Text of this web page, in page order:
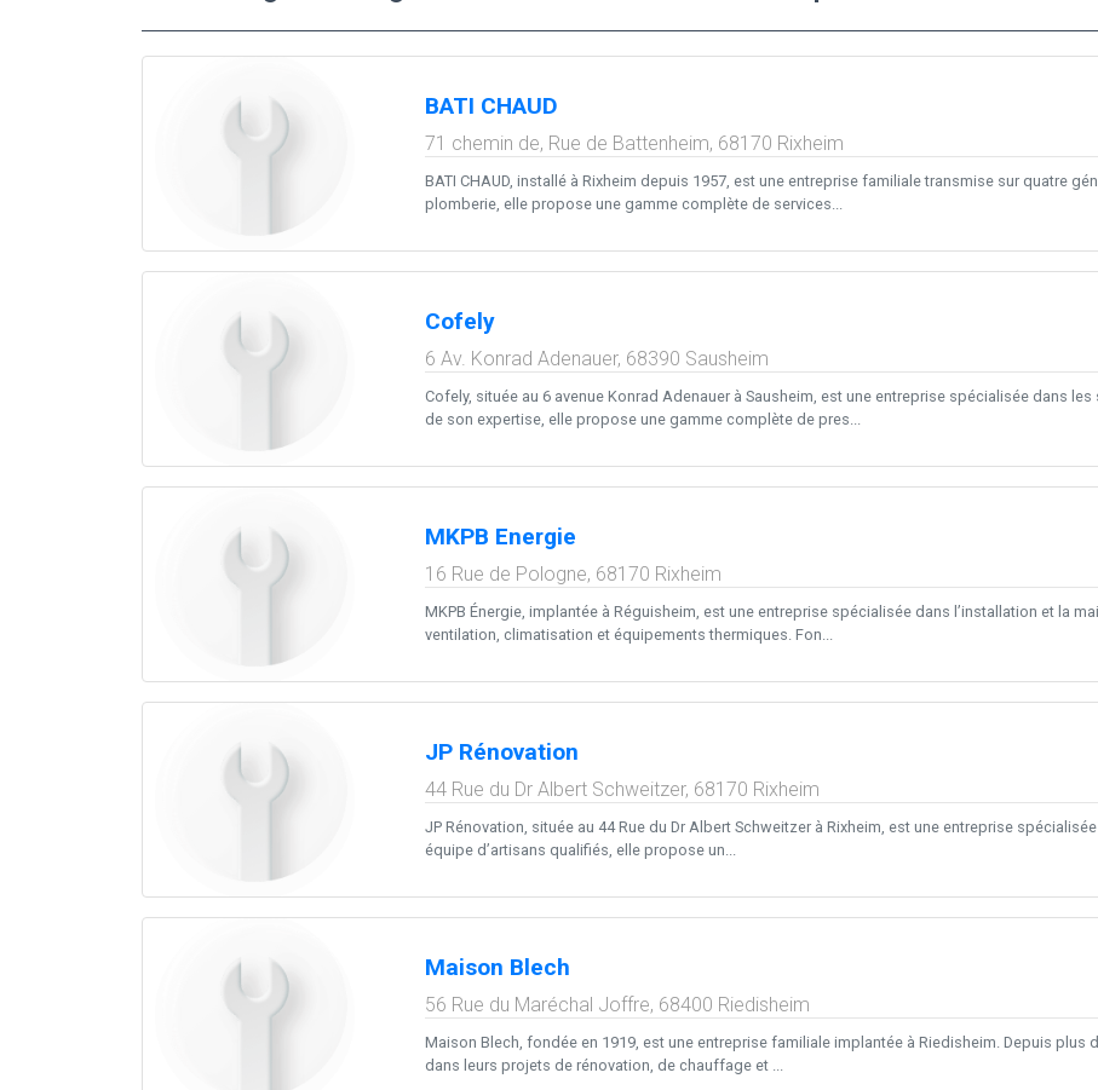
BATI CHAUD
71 chemin de, Rue de Battenheim, 68170 Rixheim
BATI CHAUD, installé à Rixheim depuis 1957, est une entreprise familiale transmise sur quatre
plomberie, elle propose une gamme complète de services...
Cofely
6 Av. Konrad Adenauer, 68390 Sausheim
Cofely, située au 6 avenue Konrad Adenauer à Sausheim, est une entreprise spécialisée dans
de son expertise, elle propose une gamme complète de pres...
MKPB Energie
16 Rue de Pologne, 68170 Rixheim
MKPB Énergie, implantée à Réguisheim, est une entreprise spécialisée dans l’installation et la
ventilation, climatisation et équipements thermiques. Fon...
JP Rénovation
44 Rue du Dr Albert Schweitzer, 68170 Rixheim
JP Rénovation, située au 44 Rue du Dr Albert Schweitzer à Rixheim, est une entreprise
équipe d’artisans qualifiés, elle propose un...
Maison Blech
56 Rue du Maréchal Joffre, 68400 Riedisheim
Maison Blech, fondée en 1919, est une entreprise familiale implantée à Riedisheim. Depuis plus
dans leurs projets de rénovation, de chauffage et ...